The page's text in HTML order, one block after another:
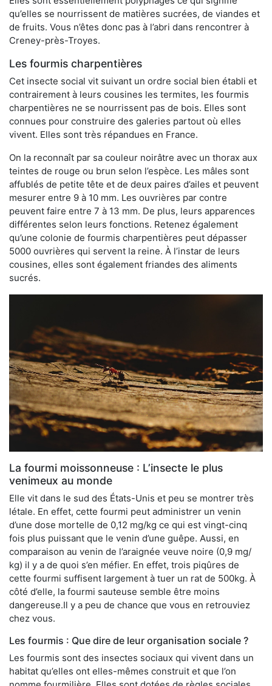
qu’elles se nourrissent de matières sucrées, de viandes et
de fruits. Vous n’êtes donc pas à l’abri dans rencontrer à
Creney-près-Troyes.
Les fourmis charpentières
Cet insecte social vit suivant un ordre social bien établi et
contrairement à leurs cousines les termites, les fourmis
charpentières ne se nourrissent pas de bois. Elles sont
connues pour construire des galeries partout où elles
vivent. Elles sont très répandues en France.
On la reconnaît par sa couleur noirâtre avec un thorax aux
teintes de rouge ou brun selon l’espèce. Les mâles sont
affublés de petite tête et de deux paires d’ailes et peuvent
mesurer entre 9 à 10 mm. Les ouvrières par contre
peuvent faire entre 7 à 13 mm. De plus, leurs apparences
différentes selon leurs fonctions. Retenez également
qu’une colonie de fourmis charpentières peut dépasser
5000 ouvrières qui servent la reine. À l’instar de leurs
cousines, elles sont également friandes des aliments
sucrés.
La fourmi moissonneuse : L’insecte le plus
venimeux au monde
Elle vit dans le sud des États-Unis et peu se montrer très
létale. En effet, cette fourmi peut administrer un venin
d’une dose mortelle de 0,12 mg/kg ce qui est vingt-cinq
fois plus puissant que le venin d’une guêpe. Aussi, en
comparaison au venin de l’araignée veuve noire (0,9 mg/
kg) il y a de quoi s’en méfier. En effet, trois piqûres de
cette fourmi suffisent largement à tuer un rat de 500kg. À
côté d’elle, la fourmi sauteuse semble être moins
dangereuse.Il y a peu de chance que vous en retrouviez
chez vous.
Les fourmis : Que dire de leur organisation sociale ?
Les fourmis sont des insectes sociaux qui vivent dans un
habitat qu’elles ont elles-mêmes construit et que l’on